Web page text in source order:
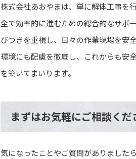
株式会社あおやまは、単に解体工事を
全で効率的に進むための総合的なサポ
びつきを重視し、日々の作業現場を安
環境にも配慮を徹底し、これからも安
を築いてまいります。
まずはお気軽にご相談くだ
気になったことやご質問がありました